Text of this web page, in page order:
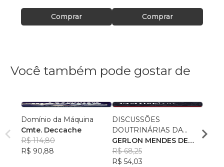
Comprar Comprar
Você também pode gostar de
Domínio da Máquina
Cmte. Deccache
R$ 114,80
R$ 90,88
DISCUSSÕES
DOUTRINÁRIAS DA
ATIVIDADE POLICIAL
GERLON MENDES DE
SOUZA
R$ 68,25
R$ 54,03